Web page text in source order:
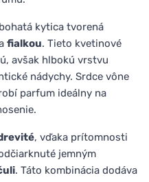
kytica tvorená
fialkou. Tieto kvetinové
avšak hlbokú vrstvu
nádychy. Srdce vône
parfum ideálny na
, vďaka prítomnosti
jemným
. Táto kombinácia dodáva